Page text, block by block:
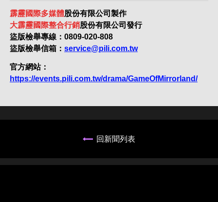
霹靂國際多媒體股份有限公司製作
大霹靂國際整合行銷股份有限公司發行
盜版檢舉專線：0809-020-808
盜版檢舉信箱： service@pili.com.tw
官方網站：
https://events.pili.com.tw/drama/GameOfMirrorland/
回新聞列表